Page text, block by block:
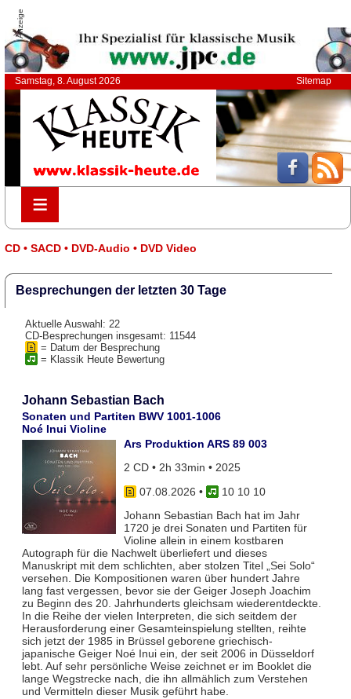
Anzeige
Samstag, 8. August 2026 Sitemap
≡
≡
CD • SACD • DVD-Audio • DVD Video
Besprechungen der letzten 30 Tage
Aktuelle Auswahl: 22
CD-Besprechungen insgesamt: 11544
= Datum der Besprechung
= Klassik Heute Bewertung
Johann Sebastian Bach
Sonaten und Partiten BWV 1001-1006
Noé Inui Violine
Ars Produktion ARS 89 003
2 CD • 2h 33min • 2025
07.08.2026 •
10 10 10
Johann Sebastian Bach hat im Jahr
1720 je drei Sonaten und Partiten für
Violine allein in einem kostbaren
Autograph für die Nachwelt überliefert und dieses
Manuskript mit dem schlichten, aber stolzen Titel „Sei Solo“
versehen. Die Kompositionen waren über hundert Jahre
lang fast vergessen, bevor sie der Geiger Joseph Joachim
zu Beginn des 20. Jahrhunderts gleichsam wiederentdeckte.
In die Reihe der vielen Interpreten, die sich seitdem der
Herausforderung einer Gesamteinspielung stellten, reihte
sich jetzt der 1985 in Brüssel geborene griechisch-
japanische Geiger Noé Inui ein, der seit 2006 in Düsseldorf
lebt. Auf sehr persönliche Weise zeichnet er im Booklet die
lange Wegstrecke nach, die ihn allmählich zum Verstehen
und Vermitteln dieser Musik geführt habe.